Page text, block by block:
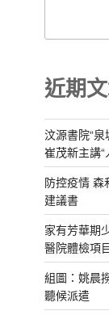
近期
汶源書院“
崔茂新主講
防控疫情 森
建議書
家有芳華期
醫院體檢項
組圖：姚晨
聽候派遣